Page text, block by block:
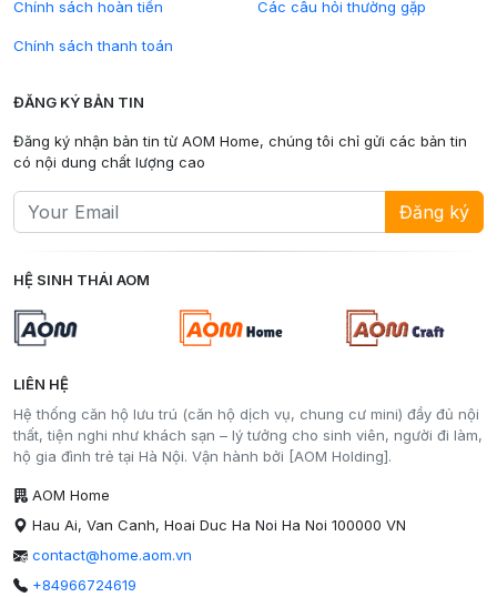
LIÊN HỆ
Hệ thống căn hộ lưu trú (căn hộ dịch vụ, chung cư mini) đầy đủ nội
thất, tiện nghi như khách sạn – lý tưởng cho sinh viên, người đi làm,
hộ gia đình trẻ tại Hà Nội. Vận hành bởi [AOM Holding].
AOM Home
Hau Ai, Van Canh, Hoai Duc Ha Noi Ha Noi 100000 VN
contact@home.aom.vn
+84966724619
Chính sách hoàn tiền
Chính sách thanh toán
Các câu hỏi thường gặp
ĐĂNG KÝ BẢN TIN
Đăng ký nhận bản tin từ AOM Home, chúng tôi chỉ gửi các bản tin
có nội dung chất lượng cao
Đăng ký
HỆ SINH THÁI AOM